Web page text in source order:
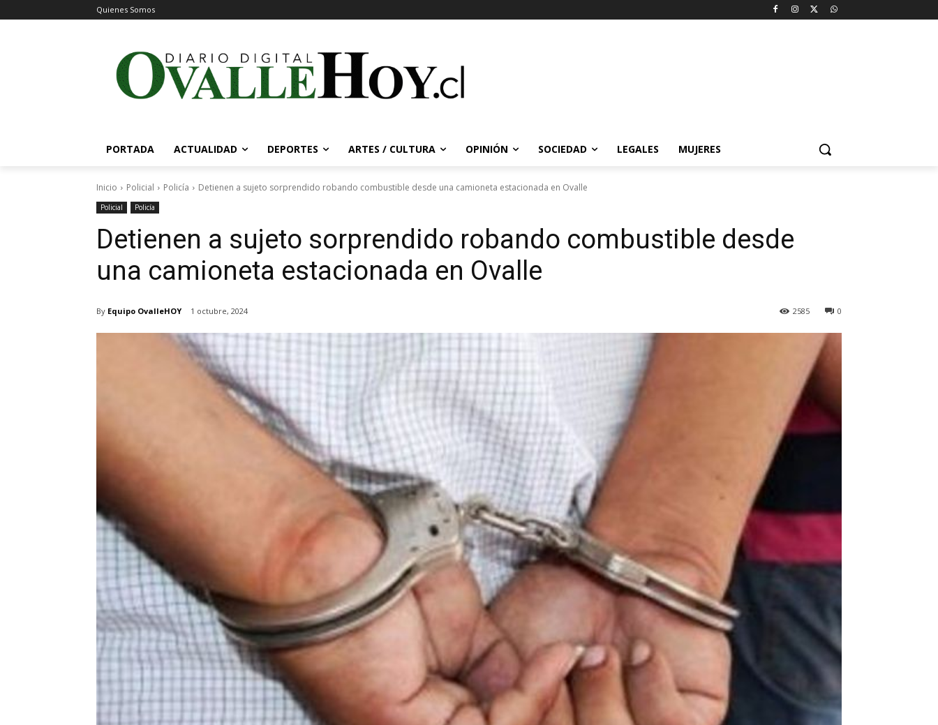
Quienes Somos
PORTADA ACTUALIDAD DEPORTES ARTES / CULTURA OPINIÓN SOCIEDAD LEGALES MUJERES
Inicio Policial Policía Detienen a sujeto sorprendido robando combustible desde una camioneta estacionada en Ovalle
Policial Policía
Detienen a sujeto sorprendido robando combustible desde
una camioneta estacionada en Ovalle
By Equipo OvalleHOY 1 octubre, 2024 0
2585